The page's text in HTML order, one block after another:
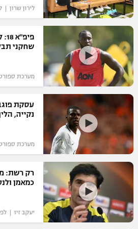
"מחצית בשכונה" – פודקאסט
משתתפים וזוכים בפרסים
תקנון משתתפים וזוכים בפרסים
תקנון עבור פעילות אלקטרה
תקנון עבור פעילות ספורט 1 – "מרלן"
טניס
גיימינג E-Sports
תנאי שימוש
מדיניות פרטיות
תקנון פעילות ספורט 1
אופניים
ספורט מוטורי
כדורמים
פוטבול אמריקאי NFL
בייסבול MLB
ספורט אתגרי ואקסטרים
אומנויות לחימה
גיימינג E-Sports
לירון שרון | לפני
שחקני תבל,
מערכת ספורט 1 | לפני 9
עסקת
נקייה,
מערכת ספורט 1 | לפני 9
רק רשת:
כמאמן
יעקב זיו | לפני 9